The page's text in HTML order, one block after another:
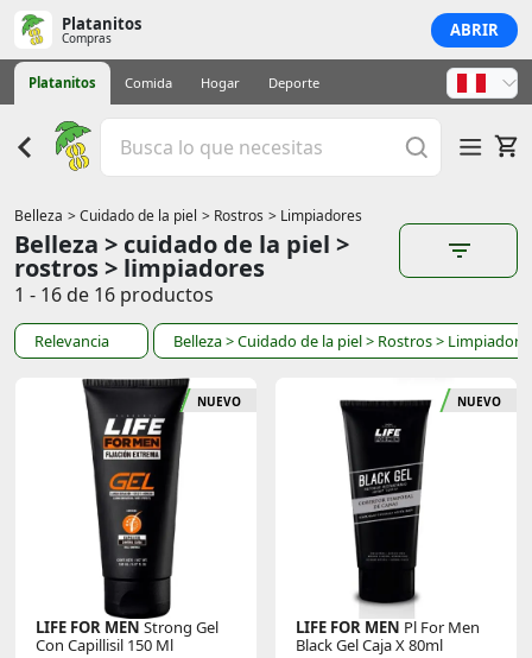
Platanitos
Compras ABRIR
Platanitos Comida Hogar Deporte
Belleza > Cuidado de la piel > Rostros > Limpiadores
Belleza > cuidado de la piel >
rostros > limpiadores
1 - 16 de 16 productos
Relevancia Belleza> Cuidado de la piel> Rostros>
NUEVO
LIFE FOR MEN Strong Gel
Con Capillisil 150 Ml
NUEVO
LIFE FOR MEN Pl For Men
Black Gel Caja X 80ml